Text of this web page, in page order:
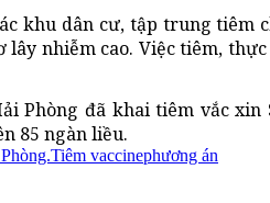
khu dân cư, tập trung tiêm
lây nhiễm cao. Việc tiêm,
Phòng đã khai tiêm vắc
85 ngàn liều.
Tiêm vaccinephương án